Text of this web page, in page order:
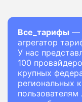
Все_тарифы —
агрегатор
У нас
100
крупных
региональных
пользователям